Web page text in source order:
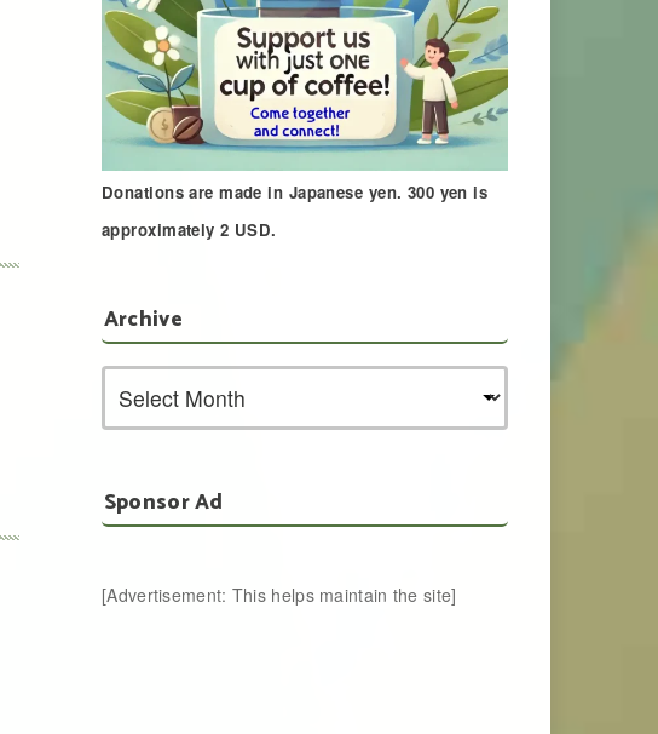
Donations are made in Japanese yen. 300 yen is
approximately 2 USD.
Archive
Sponsor Ad
[Advertisement: This helps maintain the site]